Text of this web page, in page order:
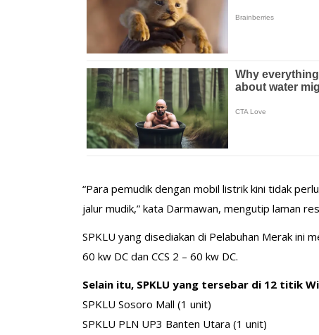
“Para pemudik dengan mobil listrik kini tidak
jalur mudik,” kata Darmawan, mengutip laman
SPKLU yang disediakan di Pelabuhan Merak ini
60 kw DC dan CCS 2 – 60 kw DC.
Selain itu, SPKLU yang tersebar di 12 titik
SPKLU Sosoro Mall (1 unit)
SPKLU PLN UP3 Banten Utara (1 unit)